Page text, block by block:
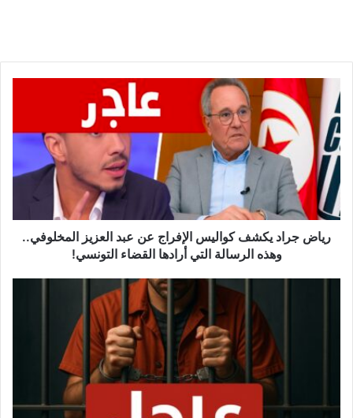
ي
ا
ض
ج
ر
ا
د
ي
رياض جراد يكشف كواليس الإفراج عن عبد العزيز المخلوفي..
وهذه الرسالة التي أرادها القضاء التونسي!